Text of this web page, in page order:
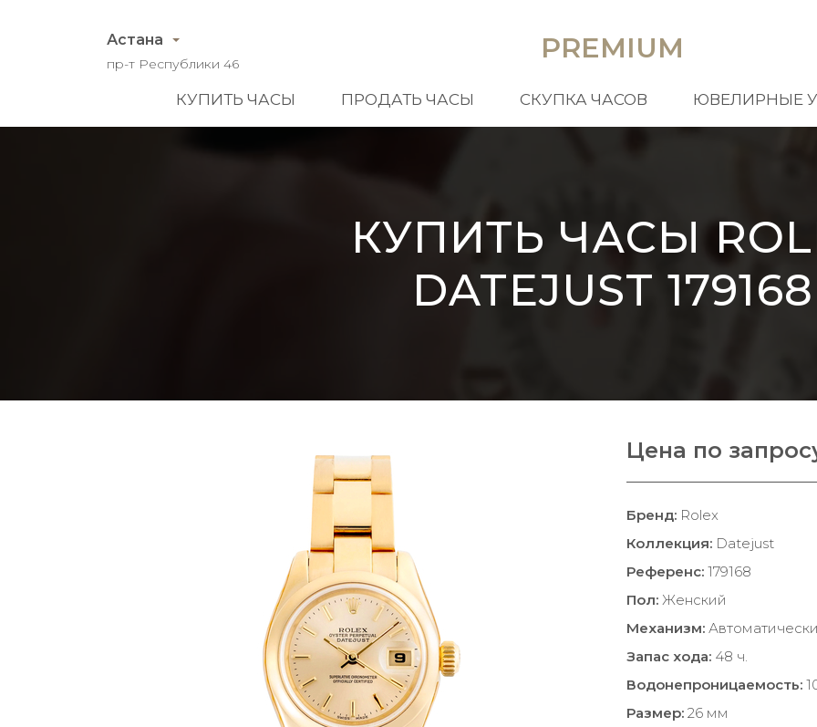
Астана
пр-т Республики 46 PREMIUM
КУПИТЬ ЧАСЫ ПРОДАТЬ ЧАСЫ СКУПКА ЧАСОВ ЮВЕЛИРНЫЕ
КУПИТЬ ЧАСЫ
DATEJUST 179168
Цена по
Бренд: Rolex
Коллекция: Datejust
Референс: 179168
Пол: Женский
Механизм:
Запас хода: 48 ч.
Водонепроницаемость:
Размер: 26 мм